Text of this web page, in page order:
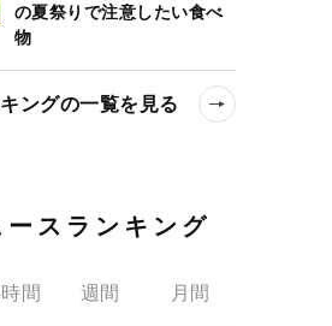
の夏祭りで注意したい食べ
物
ングの一覧を見る
ースランキング
間 週間 月間